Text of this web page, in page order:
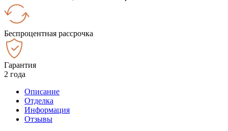
Беспроцентная рассрочка
Гарантия
2 года
Описание
Отделка
Информация
Отзывы